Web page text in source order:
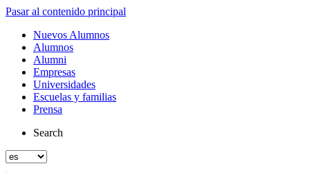
Pasar al contenido principal
Nuevos Alumnos
Alumnos
Alumni
Empresas
Universidades
Escuelas y familias
Prensa
Search